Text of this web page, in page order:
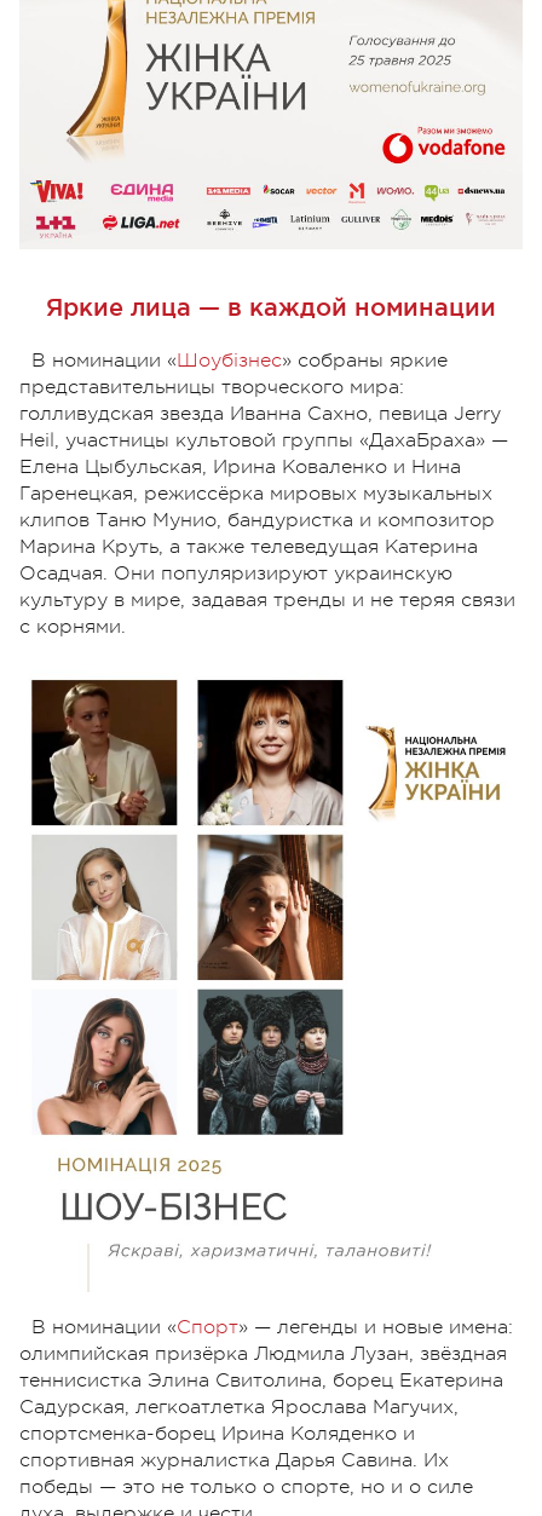
Яркие лица — в каждой номинации
В номинации «Шоубізнес» собраны яркие
представительницы творческого мира:
голливудская звезда Иванна Сахно, певица Jerry
Heil, участницы культовой группы «ДахаБраха» —
Елена Цыбульская, Ирина Коваленко и Нина
Гаренецкая, режиссёрка мировых музыкальных
клипов Таню Мунио, бандуристка и композитор
Марина Круть, а также телеведущая Катерина
Осадчая. Они популяризируют украинскую
культуру в мире, задавая тренды и не теряя связи
с корнями.
В номинации «Спорт» — легенды и новые имена:
олимпийская призёрка Людмила Лузан, звёздная
теннисистка Элина Свитолина, борец Екатерина
Садурская, легкоатлетка Ярослава Магучих,
спортсменка-борец Ирина Коляденко и
спортивная журналистка Дарья Савина. Их
победы — это не только о спорте, но и о силе